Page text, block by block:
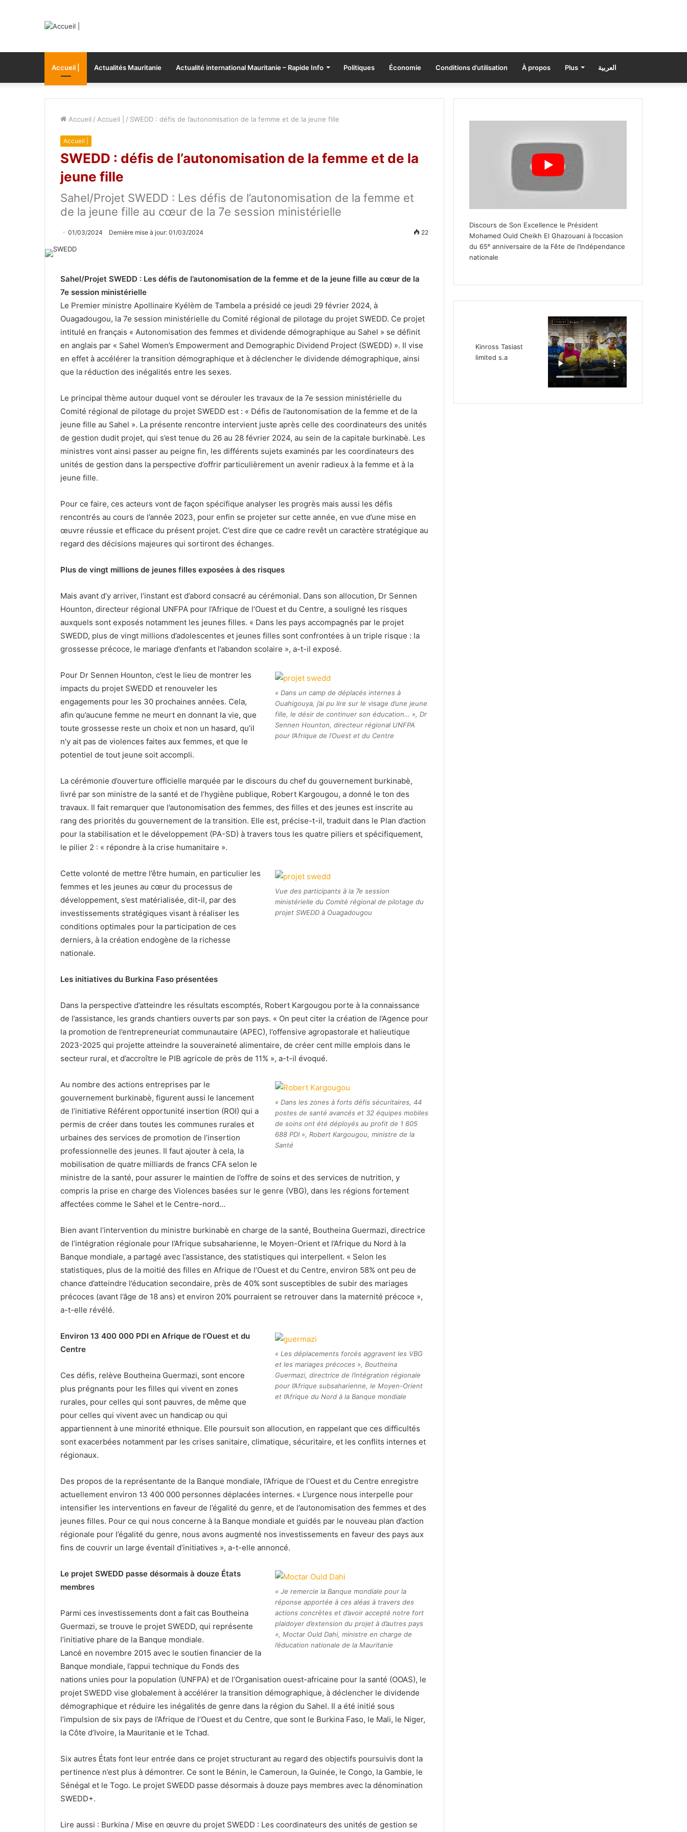
Accueil | Actualités Mauritanie Actualité international Mauritanie – Rapide Info Politiques Économie Conditions d’utilisation À propos Plus العربية
Accueil / Accueil | / SWEDD : défis de l’autonomisation de la femme et de la jeune fille
Accueil |
SWEDD : défis de l’autonomisation de la femme et de la
jeune fille
Sahel/Projet SWEDD : Les défis de l’autonomisation de la femme et
de la jeune fille au cœur de la 7e session ministérielle
01/03/2024 Dernière mise à jour: 01/03/2024 22
Sahel/Projet SWEDD : Les défis de l’autonomisation de la femme et de la jeune fille au cœur de la
7e session ministérielle
Le Premier ministre Apollinaire Kyélèm de Tambela a présidé ce jeudi 29 février 2024, à
Ouagadougou, la 7e session ministérielle du Comité régional de pilotage du projet SWEDD. Ce projet
intitulé en français « Autonomisation des femmes et dividende démographique au Sahel » se définit
en anglais par « Sahel Women’s Empowerment and Demographic Dividend Project (SWEDD) ». Il vise
en effet à accélérer la transition démographique et à déclencher le dividende démographique, ainsi
que la réduction des inégalités entre les sexes.
Le principal thème autour duquel vont se dérouler les travaux de la 7e session ministérielle du
Comité régional de pilotage du projet SWEDD est : « Défis de l’autonomisation de la femme et de la
jeune fille au Sahel ». La présente rencontre intervient juste après celle des coordinateurs des unités
de gestion dudit projet, qui s’est tenue du 26 au 28 février 2024, au sein de la capitale burkinabè. Les
ministres vont ainsi passer au peigne fin, les différents sujets examinés par les coordinateurs des
unités de gestion dans la perspective d’offrir particulièrement un avenir radieux à la femme et à la
jeune fille.
Pour ce faire, ces acteurs vont de façon spécifique analyser les progrès mais aussi les défis
rencontrés au cours de l’année 2023, pour enfin se projeter sur cette année, en vue d’une mise en
œuvre réussie et efficace du présent projet. C’est dire que ce cadre revêt un caractère stratégique au
regard des décisions majeures qui sortiront des échanges.
Plus de vingt millions de jeunes filles exposées à des risques
Mais avant d’y arriver, l’instant est d’abord consacré au cérémonial. Dans son allocution, Dr Sennen
Hounton, directeur régional UNFPA pour l’Afrique de l’Ouest et du Centre, a souligné les risques
auxquels sont exposés notamment les jeunes filles. « Dans les pays accompagnés par le projet
SWEDD, plus de vingt millions d’adolescentes et jeunes filles sont confrontées à un triple risque : la
grossesse précoce, le mariage d’enfants et l’abandon scolaire », a-t-il exposé.
« Dans un camp de déplacés internes à
Ouahigouya, j’ai pu lire sur le visage d’une jeune
fille, le désir de continuer son éducation… », Dr
Sennen Hounton, directeur régional UNFPA
pour l’Afrique de l’Ouest et du Centre
Pour Dr Sennen Hounton, c’est le lieu de montrer les
impacts du projet SWEDD et renouveler les
engagements pour les 30 prochaines années. Cela,
afin qu’aucune femme ne meurt en donnant la vie, que
toute grossesse reste un choix et non un hasard, qu’il
n’y ait pas de violences faites aux femmes, et que le
potentiel de tout jeune soit accompli.
La cérémonie d’ouverture officielle marquée par le discours du chef du gouvernement burkinabè,
livré par son ministre de la santé et de l’hygiène publique, Robert Kargougou, a donné le ton des
travaux. Il fait remarquer que l’autonomisation des femmes, des filles et des jeunes est inscrite au
rang des priorités du gouvernement de la transition. Elle est, précise-t-il, traduit dans le Plan d’action
pour la stabilisation et le développement (PA-SD) à travers tous les quatre piliers et spécifiquement,
le pilier 2 : « répondre à la crise humanitaire ».
Vue des participants à la 7e session
ministérielle du Comité régional de pilotage du
projet SWEDD à Ouagadougou
Cette volonté de mettre l’être humain, en particulier les
femmes et les jeunes au cœur du processus de
développement, s’est matérialisée, dit-il, par des
investissements stratégiques visant à réaliser les
conditions optimales pour la participation de ces
derniers, à la création endogène de la richesse
nationale.
Les initiatives du Burkina Faso présentées
Dans la perspective d’atteindre les résultats escomptés, Robert Kargougou porte à la connaissance
de l’assistance, les grands chantiers ouverts par son pays. « On peut citer la création de l’Agence pour
la promotion de l’entrepreneuriat communautaire (APEC), l’offensive agropastorale et halieutique
2023-2025 qui projette atteindre la souveraineté alimentaire, de créer cent mille emplois dans le
secteur rural, et d’accroître le PIB agricole de près de 11% », a-t-il évoqué.
« Dans les zones à forts défis sécuritaires, 44
postes de santé avancés et 32 équipes mobiles
de soins ont été déployés au profit de 1 605
688 PDI », Robert Kargougou, ministre de la
Santé
Au nombre des actions entreprises par le
gouvernement burkinabè, figurent aussi le lancement
de l’initiative Référent opportunité insertion (ROI) qui a
permis de créer dans toutes les communes rurales et
urbaines des services de promotion de l’insertion
professionnelle des jeunes. Il faut ajouter à cela, la
mobilisation de quatre milliards de francs CFA selon le
ministre de la santé, pour assurer le maintien de l’offre de soins et des services de nutrition, y
compris la prise en charge des Violences basées sur le genre (VBG), dans les régions fortement
affectées comme le Sahel et le Centre-nord…
Bien avant l’intervention du ministre burkinabè en charge de la santé, Boutheina Guermazi, directrice
de l’intégration régionale pour l’Afrique subsaharienne, le Moyen-Orient et l’Afrique du Nord à la
Banque mondiale, a partagé avec l’assistance, des statistiques qui interpellent. « Selon les
statistiques, plus de la moitié des filles en Afrique de l’Ouest et du Centre, environ 58% ont peu de
chance d’atteindre l’éducation secondaire, près de 40% sont susceptibles de subir des mariages
précoces (avant l’âge de 18 ans) et environ 20% pourraient se retrouver dans la maternité précoce »,
a-t-elle révélé.
« Les déplacements forcés aggravent les VBG
et les mariages précoces », Boutheina
Guermazi, directrice de l’intégration régionale
pour l’Afrique subsaharienne, le Moyen-Orient
et l’Afrique du Nord à la Banque mondiale
Environ 13 400 000 PDI en Afrique de l’Ouest et du
Centre
Ces défis, relève Boutheina Guermazi, sont encore
plus prégnants pour les filles qui vivent en zones
rurales, pour celles qui sont pauvres, de même que
pour celles qui vivent avec un handicap ou qui
appartiennent à une minorité ethnique. Elle poursuit son allocution, en rappelant que ces difficultés
sont exacerbées notamment par les crises sanitaire, climatique, sécuritaire, et les conflits internes et
régionaux.
Des propos de la représentante de la Banque mondiale, l’Afrique de l’Ouest et du Centre enregistre
actuellement environ 13 400 000 personnes déplacées internes. « L’urgence nous interpelle pour
intensifier les interventions en faveur de l’égalité du genre, et de l’autonomisation des femmes et des
jeunes filles. Pour ce qui nous concerne à la Banque mondiale et guidés par le nouveau plan d’action
régionale pour l’égalité du genre, nous avons augmenté nos investissements en faveur des pays aux
fins de couvrir un large éventail d’initiatives », a-t-elle annoncé.
« Je remercie la Banque mondiale pour la
réponse apportée à ces aléas à travers des
actions concrètes et d’avoir accepté notre fort
plaidoyer d’extension du projet à d’autres pays
», Moctar Ould Dahi, ministre en charge de
l’éducation nationale de la Mauritanie
Le projet SWEDD passe désormais à douze États
membres
Parmi ces investissements dont a fait cas Boutheina
Guermazi, se trouve le projet SWEDD, qui représente
l’initiative phare de la Banque mondiale.
Lancé en novembre 2015 avec le soutien financier de la
Banque mondiale, l’appui technique du Fonds des
nations unies pour la population (UNFPA) et de l’Organisation ouest-africaine pour la santé (OOAS), le
projet SWEDD vise globalement à accélérer la transition démographique, à déclencher le dividende
démographique et réduire les inégalités de genre dans la région du Sahel. Il a été initié sous
l’impulsion de six pays de l’Afrique de l’Ouest et du Centre, que sont le Burkina Faso, le Mali, le Niger,
la Côte d’Ivoire, la Mauritanie et le Tchad.
Six autres États font leur entrée dans ce projet structurant au regard des objectifs poursuivis dont la
pertinence n’est plus à démontrer. Ce sont le Bénin, le Cameroun, la Guinée, le Congo, la Gambie, le
Sénégal et le Togo. Le projet SWEDD passe désormais à douze pays membres avec la dénomination
SWEDD+.
Lire aussi : Burkina / Mise en œuvre du projet SWEDD : Les coordinateurs des unités de gestion se
Discours de Son Excellence le Président
Mohamed Ould Cheikh El Ghazouani à l’occasion
du 65ᵉ anniversaire de la Fête de l’Indépendance
nationale
Kinross Tasiast
limited s.a